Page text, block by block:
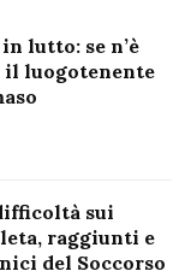
lutto: se n’è
il luogotenente
sui
raggiunti e
del Soccorso